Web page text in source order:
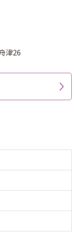
津26